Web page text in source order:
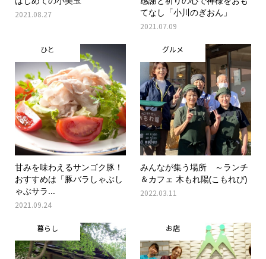
2021.08.27
てなし「小川のぎおん」
2021.07.09
ひと
甘みを味わえるサンゴク豚！
おすすめは「豚バラしゃぶし
ゃぶサラ...
2021.09.24
グルメ
みんなが集う場所 ～ランチ
＆カフェ 木もれ陽(こもれび)
2022.03.11
暮らし お店